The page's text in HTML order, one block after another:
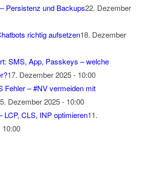
Persistenz und Backups22. Dezember
richtig aufsetzen18. Dezember
SMS, App, Passkeys – welche
17. Dezember 2025 - 10:00
Fehler – #NV vermeiden mit
Dezember 2025 - 10:00
LCP, CLS, INP optimieren11.
10:00